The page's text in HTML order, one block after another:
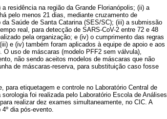
residência na região da Grande Florianópolis; (ii) a
pelo menos 21 dias, mediante cruzamento de
Saúde de Santa Catarina (SES/SC); (iii) a submissão
real, para detecção de SARS-CoV-2 entre 72 e 48
pela organização; e (iv) o cumprimento das regras
e (iv) também foram aplicados à equipe de apoio e aos
uso de máscaras (modelo PFF2 sem válvula),
não sendo aceitos modelos de máscaras que não
de máscaras-reserva, para substituição caso fosse
etiquetagem e controle no Laboratório Central de
foi realizada pelo Laboratório Escola de Análises
realizar dez exames simultaneamente, no CIC. A
dia pós-evento.